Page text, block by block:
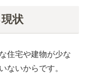
状
住宅や建物が少な
ないからです。